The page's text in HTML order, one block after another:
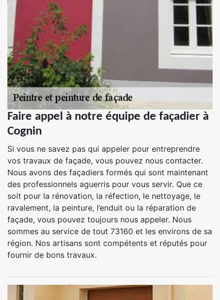
Faire appel à notre équipe de façadier à
Cognin
Si vous ne savez pas qui appeler pour entreprendre
vos travaux de façade, vous pouvez nous contacter.
Nous avons des façadiers formés qui sont maintenant
des professionnels aguerris pour vous servir. Que ce
soit pour la rénovation, la réfection, le nettoyage, le
ravalement, la peinture, l’enduit ou la réparation de
façade, vous pouvez toujours nous appeler. Nous
sommes au service de tout 73160 et les environs de sa
région. Nos artisans sont compétents et réputés pour
fournir de bons travaux.